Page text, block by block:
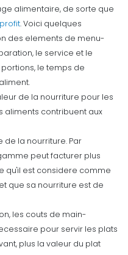
alimentaire, de sorte que
. Voici quelques
des elements de menu-
le service et le
le temps de
de la nourriture pour les
aliments contribuent aux
de la nourriture. Par
peut facturer plus
qu'il est considere comme
que sa nourriture est de
les couts de main-
pour servir les plats
plus la valeur du plat